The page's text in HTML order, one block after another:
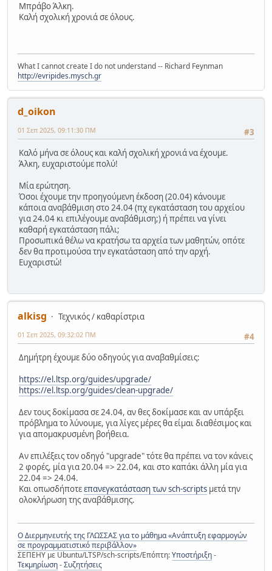
Μπράβο Άλκη.
Καλή σχολική χρονιά σε όλους.
What I cannot create I do not understand -- Richard Feynman
http://evripides.mysch.gr
d_oikon
#3
01 Σεπ 2025, 09:11:30 ΠΜ
Καλό μήνα σε όλους και καλή σχολική χρονιά να έχουμε.
Άλκη, ευχαριστούμε πολύ!
Μία ερώτηση.
Όσοι έχουμε την προηγούμενη έκδοση (20.04) κάνουμε
κάποια αναβάθμιση στο 24.04 (πχ εγκατάσταση του αρχείου
για 24.04 κι επιλέγουμε αναβάθμιση;) ή πρέπει να γίνει
καθαρή εγκατάσταση πάλι;
Προσωπικά θέλω να κρατήσω τα αρχεία των μαθητών, οπότε
δεν θα προτιμούσα την εγκατάσταση από την αρχή.
Ευχαριστώ!
alkisg
Τεχνικός / καθαρίστρια
#4
01 Σεπ 2025, 09:32:02 ΠΜ
Δημήτρη έχουμε δύο οδηγούς για αναβαθμίσεις:
https://el.ltsp.org/guides/upgrade/
https://el.ltsp.org/guides/clean-upgrade/
Δεν τους δοκίμασα σε 24.04, αν θες δοκίμασε και αν υπάρξει
πρόβλημα το λύνουμε, για λίγες μέρες θα είμαι διαθέσιμος και
για απομακρυσμένη βοήθεια.
Αν επιλέξεις τον οδηγό "upgrade" τότε θα πρέπει να τον κάνεις
2 φορές, μία για 20.04 => 22.04, και στο καπάκι άλλη μία για
22.04 => 24.04.
Και οπωσδήποτεεπανεγκατάσταση των sch-scripts μετά την
ολοκλήρωση της αναβάθμισης.
Ο Διερμηνευτής της ΓΛΩΣΣΑΣ για το μάθημα «Ανάπτυξη εφαρμογών
σε προγραμματιστικό περιβάλλον»
ΣΕΠΕΗΥ με Ubuntu/LTSP/sch-scripts/Επόπτη:Υποστήριξη-
Τεκμηρίωση-Συζητήσεις